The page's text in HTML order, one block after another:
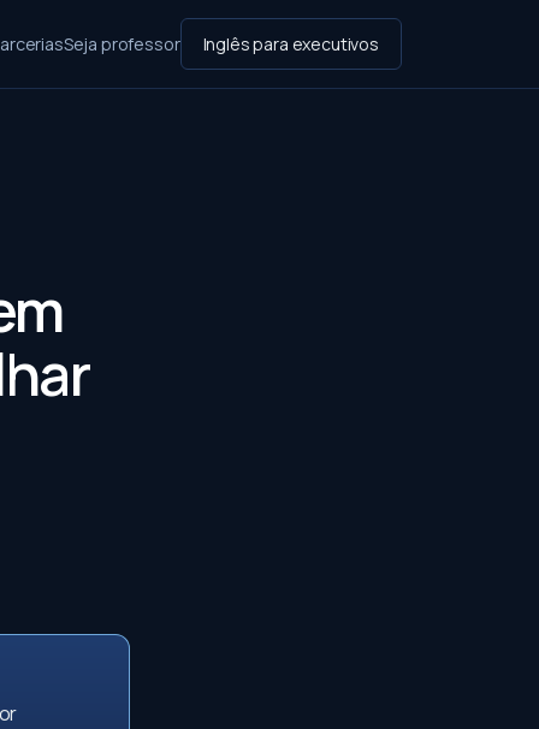
Seja professor Inglês para executivos